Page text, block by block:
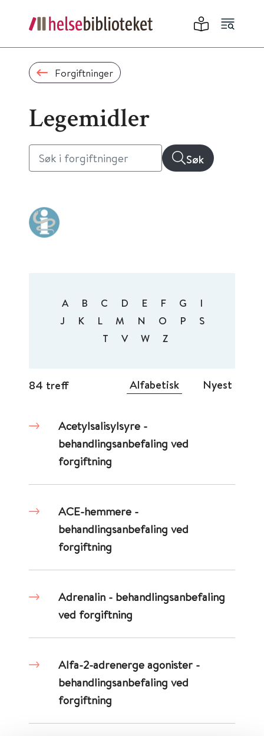
Forgiftninger
Legemidler
Søk
A B C D E F G
I
J
K L M N O P
S
T
V W Z
84 treff Alfabetisk Nyest
Acetylsalisylsyre -
behandlingsanbefaling ved
forgiftning
ACE-hemmere -
behandlingsanbefaling ved
forgiftning
Adrenalin - behandlingsanbefaling
ved forgiftning
Alfa-2-adrenerge agonister -
behandlingsanbefaling ved
forgiftning